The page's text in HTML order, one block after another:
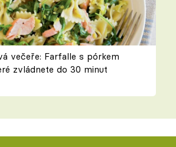
večeře: Farfalle s pórkem
zvládnete do 30 minut